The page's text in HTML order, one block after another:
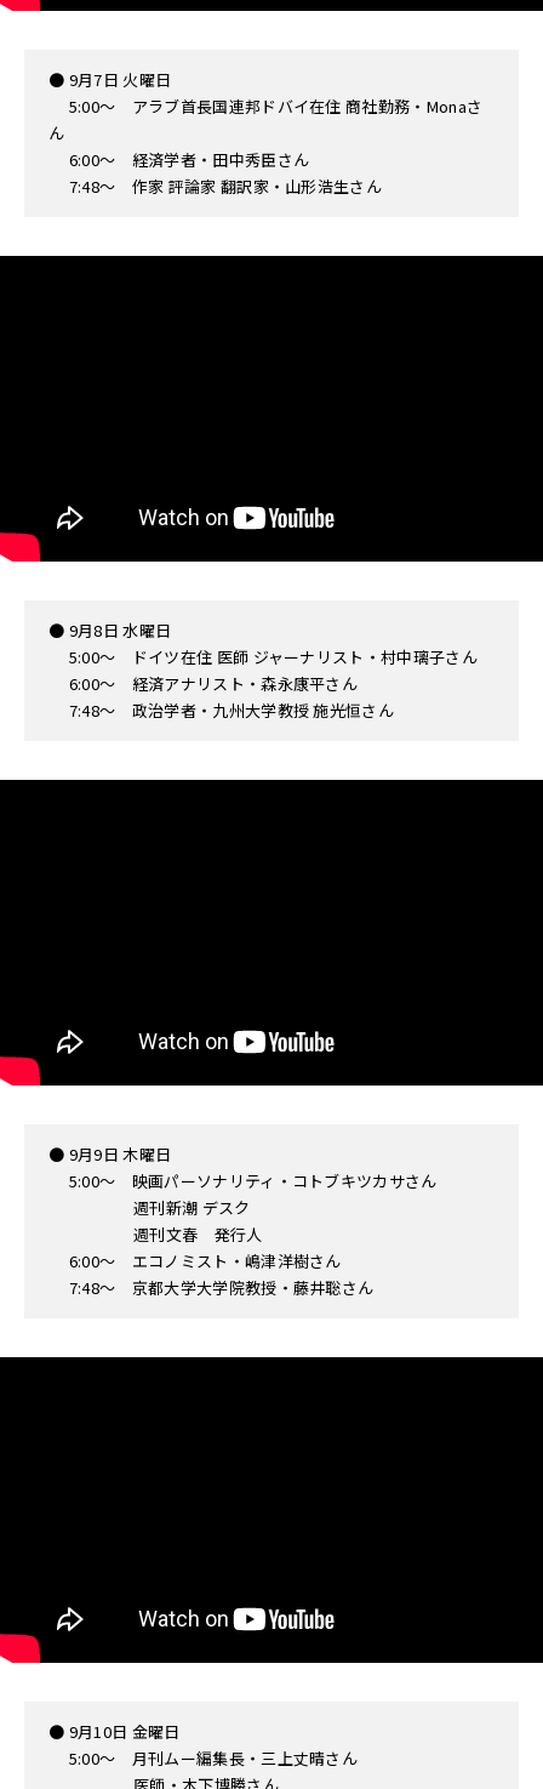
● 9月7日 火曜日
5:00〜 アラブ首長国連邦ドバイ在住 商社勤務・Monaさ
ん
6:00〜 経済学者・田中秀臣さん
7:48〜 作家 評論家 翻訳家・山形浩生さん
● 9月8日 水曜日
5:00〜 ドイツ在住 医師 ジャーナリスト・村中璃子さん
6:00〜 経済アナリスト・森永康平さん
7:48〜 政治学者・九州大学教授 施光恒さん
● 9月9日 木曜日
5:00〜 映画パーソナリティ・コトブキツカサさん
週刊新潮 デスク
週刊文春 発行人
6:00〜 エコノミスト・嶋津洋樹さん
7:48〜 京都大学大学院教授・藤井聡さん
● 9月10日 金曜日
5:00〜 月刊ムー編集長・三上丈晴さん